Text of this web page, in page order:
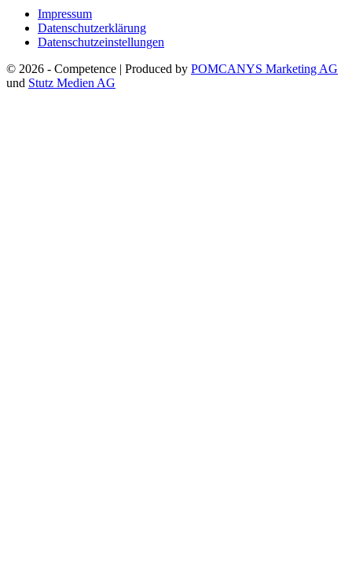
Impressum
Datenschutzerklärung
Datenschutzeinstellungen
© 2026 - Competence | Produced by POMCANYS Marketing AG
und Stutz Medien AG